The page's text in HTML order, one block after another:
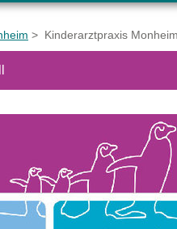
> Kinderarztpraxis